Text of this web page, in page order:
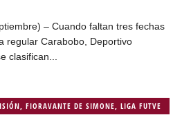
– Cuando faltan tres fechas
regular Carabobo, Deportivo
clasifican...
,FIORAVANTE DE SIMONE ,LIGA FUTVE